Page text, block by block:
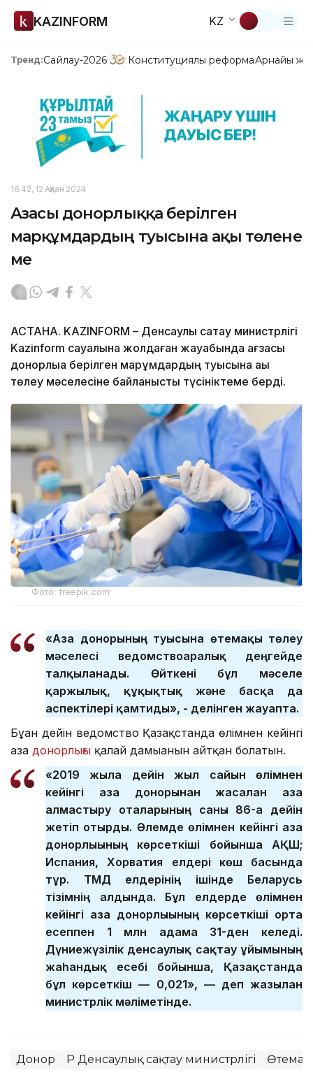
KAZINFORM KZ
Тренд:Сайлау-2026 Конституциялық реформаАрнайы
16:42, 12 Ақпан 2024
Ағзасы донорлыққа берілген
марқұмдардың туысына ақы төлене
ме
АСТАНА. KAZINFORM – Денсаулық сақтау министрлігі
Kazinform сауалына жолдаған жауабында ағзасы
донорлыққа берілген марқұмдардың туысына ақы
төлеу мәселесіне байланысты түсініктеме берді.
Фото: freepik.com
«Ағза донорының туысына өтемақы төлеу
мәселесі ведомствоаралық деңгейде
талқыланады. Өйткені бұл мәселе
қаржылық, құқықтық және басқа да
аспектілері қамтиды», - делінген жауапта.
Бұған дейін ведомство Қазақстанда өлімнен кейінгі
ағза донорлығы қалай дамығанын айтқан болатын.
«2019 жылға дейін жыл сайын өлімнен
кейінгі ағза донорынан жасалған ағза
алмастыру оталарының саны 86-ға дейін
жетіп отырды. Әлемде өлімнен кейінгі ағза
донорлығының көрсеткіші бойынша АҚШ;
Испания, Хорватия елдері көш басында
тұр. ТМД елдерінің ішінде Беларусь
тізімнің алдында. Бұл елдерде өлімнен
кейінгі ағза донорлығының көрсеткіші орта
есеппен 1 млн адамға 31-ден келеді.
Дүниежүзілік денсаулық сақтау ұйымының
жаһандық есебі бойынша, Қазақстанда
бұл көрсеткіш — 0,021», — деп жазылған
министрлік мәліметінде.
Донор ҚР Денсаулық сақтау министрлігі